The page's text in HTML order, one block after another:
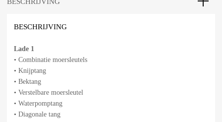
BESCHRIJVING
Lade 1
• Combinatie moersleutels
• Knijptang
• Bektang
• Verstelbare moersleutel
• Waterpomptang
• Diagonale tang